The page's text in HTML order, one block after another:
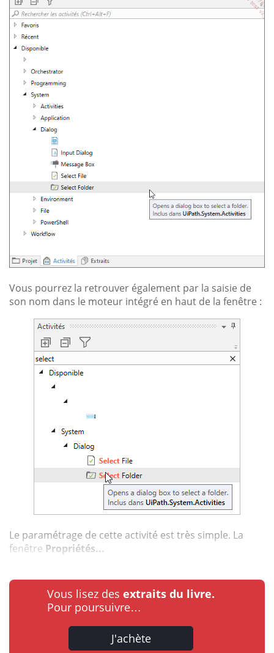
Vous pourrez la retrouver également par la saisie de
son nom dans le moteur intégré en haut de la fenêtre :
Le paramétrage de cette activité est très simple. La
fenêtre Propriétés...
Vous lisez des extraits du livre.
Pour poursuivre…
J'achète